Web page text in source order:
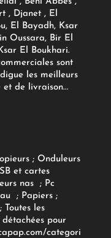
, Djanet , El
El Bayadh, Ksar
Oussara, Bir El
El Boukhari.
sont
les meilleurs
et de livraison...
; Onduleurs
et cartes
nas ; Pc
; Papiers;
Toutes les
détachées pour
categori